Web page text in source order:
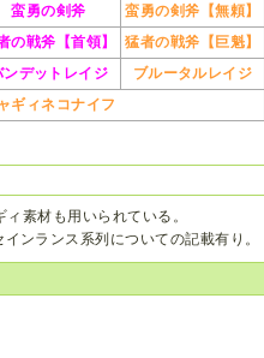
蛮勇の剣斧
蛮勇の剣斧【無頼】
の戦斧【首領】
猛者の戦斧【巨魁】
ンデットレイジ
ブルータルレイジ
ギィネコナイフ
素材も用いられている。
ンランス系列についての記載有り。